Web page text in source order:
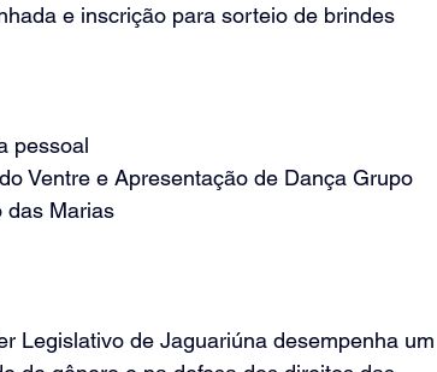
e inscrição para sorteio de brindes
pessoal
Ventre e Apresentação de Dança Grupo
das Marias
Legislativo de Jaguariúna desempenha um